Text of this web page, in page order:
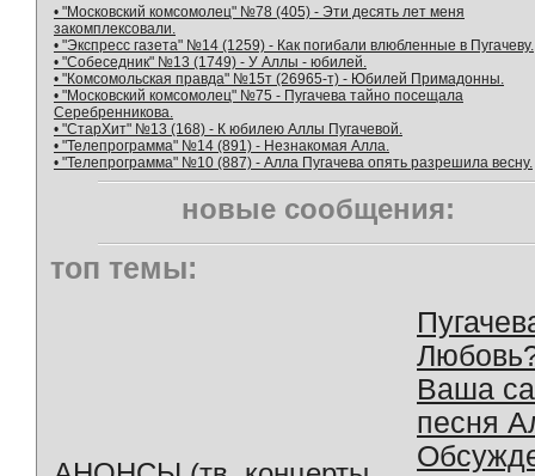
• "Московский комсомолец" №78 (405) - Эти десять лет меня
закомплексовали.
• "Экспресс газета" №14 (1259) - Как погибали влюбленные в Пугачеву.
• "Собеседник" №13 (1749) - У Аллы - юбилей.
• "Комсомольская правда" №15т (26965-т) - Юбилей Примадонны.
• "Московский комсомолец" №75 - Пугачева тайно посещала
Серебренникова.
• "СтарХит" №13 (168) - К юбилею Аллы Пугачевой.
• "Телепрограмма" №14 (891) - Незнакомая Алла.
• "Телепрограмма" №10 (887) - Алла Пугачева опять разрешила весну.
новые сообщения:
топ темы:
Ваша
песня